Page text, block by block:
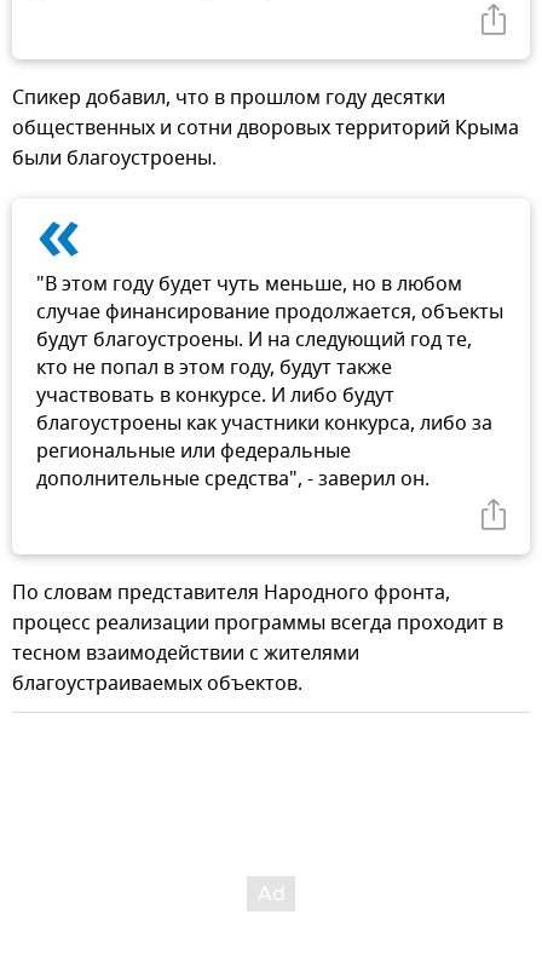
Спикер добавил, что в прошлом году десятки
общественных и сотни дворовых территорий Крыма
были благоустроены.
«
"В этом году будет чуть меньше, но в любом
случае финансирование продолжается, объекты
будут благоустроены. И на следующий год те,
кто не попал в этом году, будут также
участвовать в конкурсе. И либо будут
благоустроены как участники конкурса, либо за
региональные или федеральные
дополнительные средства", - заверил он.
По словам представителя Народного фронта,
процесс реализации программы всегда проходит в
тесном взаимодействии с жителями
благоустраиваемых объектов.